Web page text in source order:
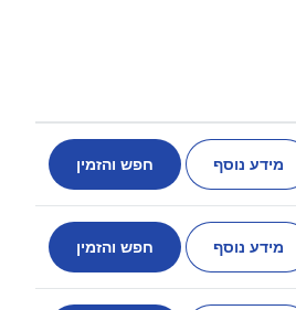
מידע נוסף חפש והזמין
מידע נוסף חפש והזמין